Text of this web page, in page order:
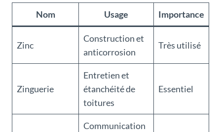
Nom Usage Importance
Zinc
Construction et
anticorrosion
Très utilisé
Zinguerie
Entretien et
étanchéité de
toitures
Essentiel
Communication